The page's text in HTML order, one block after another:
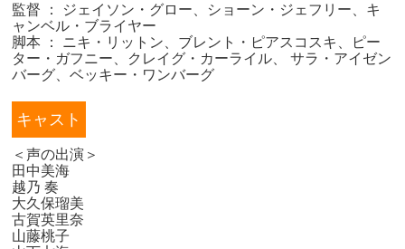
監督 ： ジェイソン・グロー、ショーン・ジェフリー、キ
ャンベル・ブライヤー
脚本 ： ニキ・リットン、ブレント・ピアスコスキ、ピー
ター・ガフニー、クレイグ・カーライル、 サラ・アイゼン
バーグ、ベッキー・ワンバーグ
キャスト
＜声の出演＞
田中美海
越乃 奏
大久保瑠美
古賀英里奈
山藤桃子